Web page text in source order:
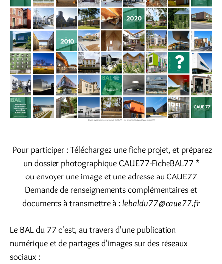
Pour participer : Téléchargez une fiche projet, et préparez
un dossier photographique CAUE77-FicheBAL77 *
ou envoyer une image et une adresse au CAUE77
Demande de renseignements complémentaires et
documents à transmettre à : lebaldu77@caue77.fr
Le BAL du 77 c'est, au travers d'une publication
numérique et de partages d'images sur des réseaux
sociaux :